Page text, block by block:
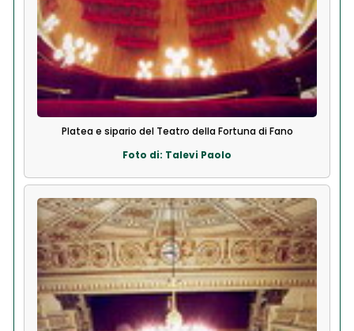
Platea e sipario del Teatro della Fortuna di Fano
Foto di: Talevi Paolo